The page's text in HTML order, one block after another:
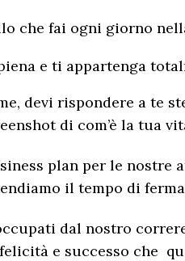
che fai ogni giorno
e ti appartenga
devi rispondere a te
di com’è la tua
plan per le nostre
il tempo di
dal nostro
e successo che